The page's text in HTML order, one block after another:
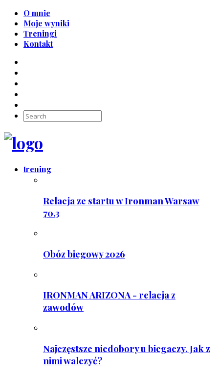
O mnie
Moje wyniki
Treningi
Kontakt
trening
Relacja ze startu w Ironman Warsaw
70.3
Obóz biegowy 2026
IRONMAN ARIZONA - relacja z
zawodów
Najczęstsze niedobory u biegaczy. Jak z
nimi walczyć?